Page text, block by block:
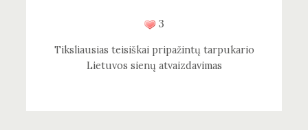
3
Tiksliausias teisiškai pripažintų tarpukario
Lietuvos sienų atvaizdavimas